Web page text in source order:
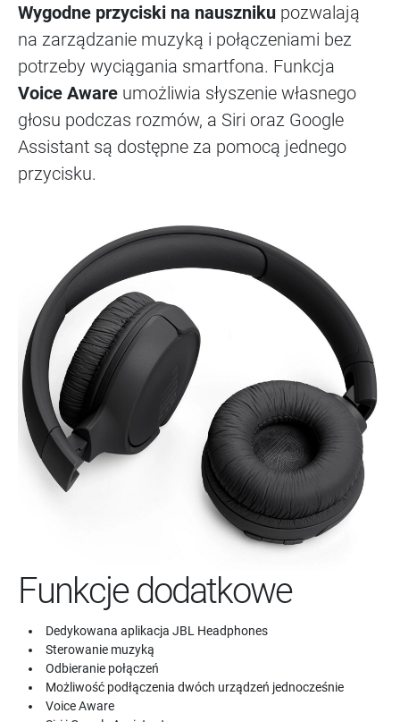
Wygodne przyciski na nauszniku pozwalają
na zarządzanie muzyką i połączeniami bez
potrzeby wyciągania smartfona. Funkcja
Voice Aware umożliwia słyszenie własnego
głosu podczas rozmów, a Siri oraz Google
Assistant są dostępne za pomocą jednego
przycisku.
Funkcje dodatkowe
Dedykowana aplikacja JBL Headphones
Sterowanie muzyką
Odbieranie połączeń
Możliwość podłączenia dwóch urządzeń jednocześnie
Voice Aware